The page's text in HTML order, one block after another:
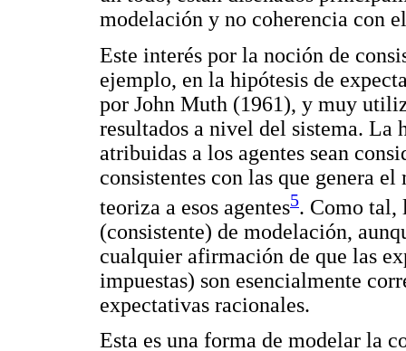
modelación y no coherencia con
Este interés por la noción de
ejemplo, en la hipótesis de
por John Muth (1961), y muy
resultados a nivel del sistema. La
atribuidas a los agentes sean
consistentes con las que genera
teoriza a esos agentes5. Como tal,
(consistente) de modelación,
cualquier afirmación de que las
impuestas) son esencialmente
expectativas racionales.
Esta es una forma de modelar la